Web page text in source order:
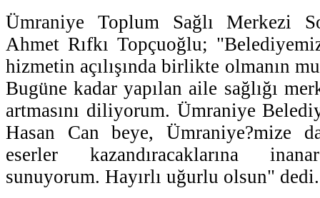
Ümraniye Toplum Sağlı Merkezi
Ahmet Rıfkı Topçuoğlu;
hizmetin açılışında birlikte olmanın
Bugüne kadar yapılan aile sağlığı
artmasını diliyorum. Ümraniye
Hasan Can beye, Ümraniye?mize
eserler kazandıracaklarına
sunuyorum. Hayırlı uğurlu olsun" dedi.